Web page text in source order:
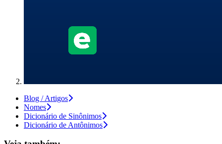
Blog / Artigos
Nomes
Dicionário de Sinônimos
Dicionário de Antônimos